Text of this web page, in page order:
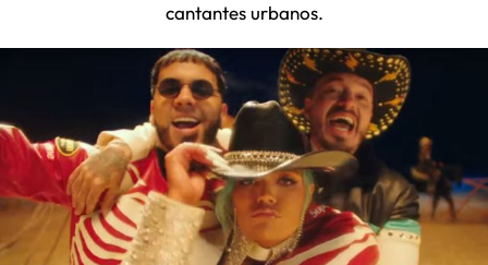
cantantes urbanos.